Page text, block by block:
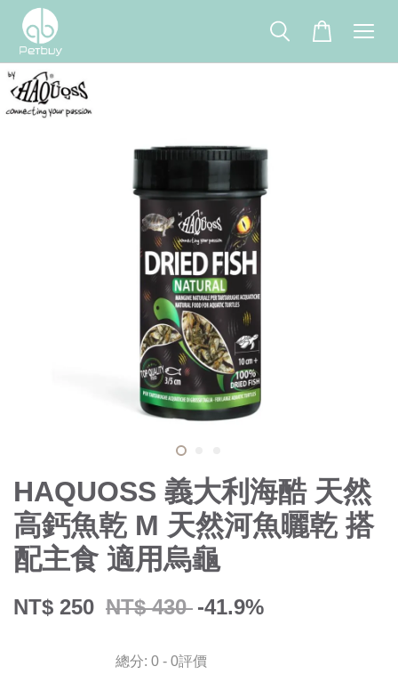
HAQUOSS 義大利海酷 天然
高鈣魚乾 M 天然河魚曬乾 搭
配主食 適用烏龜
NT$ 250 NT$ 430 -41.9%
總分: 0 - 0評價